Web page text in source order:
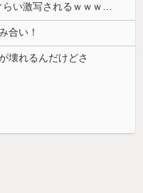
【画像】 パパ活待機中の子が20人ぐらい激写されるｗｗｗｗｗｗｗｗｗｗｗ
合い！
壊れるんだけどさ